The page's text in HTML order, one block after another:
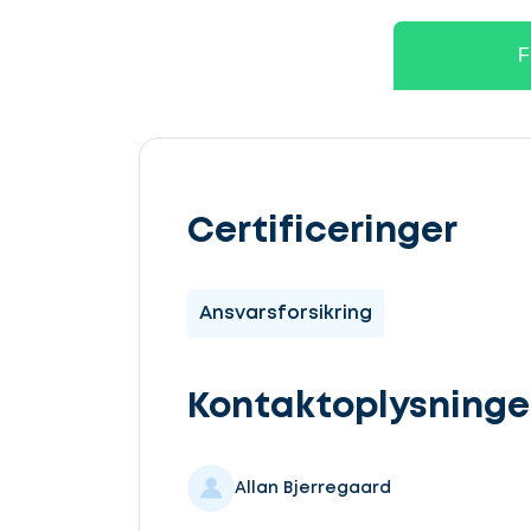
Certificeringer
Ansvarsforsikring
Allan Bjerregaard